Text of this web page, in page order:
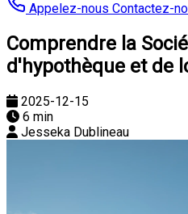
Appelez-nous Contactez-
Comprendre la
d'hypothèque et de
2025-12-15
6 min
Jesseka Dublineau